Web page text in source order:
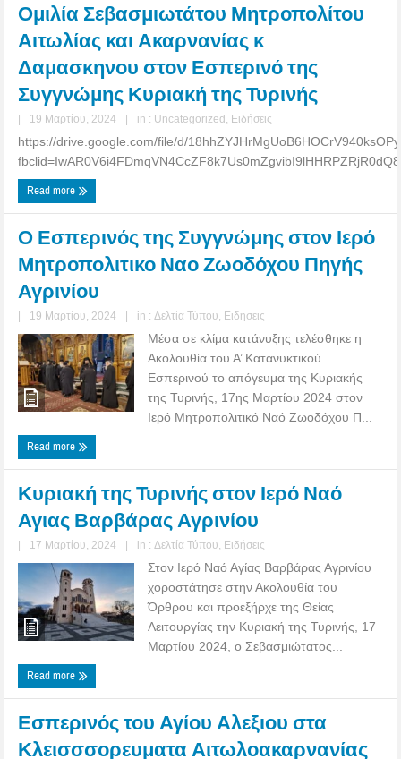
Ομιλία Σεβασμιωτάτου Μητροπολίτου
Αιτωλίας και Ακαρνανίας κ
Δαμασκηνου στον Εσπερινό της
Συγγνώμης Κυριακή της Τυρινής
| 19 Μαρτίου, 2024 | in : Uncategorized Ειδήσεις
https://drive.google.com/file/d/
Read more
Ο Εσπερινός της Συγγνώμης στον Ιερό
Μητροπολιτικο Ναο Ζωοδόχου Πηγής
Αγρινίου
| 19 Μαρτίου, 2024 | in : Δελτία Τύπου Ειδήσεις
Μέσα σε κλίμα κατάνυξης τελέσθηκε η
Ακολουθία του Α’ Κατανυκτικού
Εσπερινού το απόγευμα της Κυριακής
της Τυρινής, 17ης Μαρτίου 2024 στον
Ιερό Μητροπολιτικό Ναό Ζωοδόχου Π...
Read more
Κυριακή της Τυρινής στον Ιερό Ναό
Αγιας Βαρβάρας Αγρινίου
| 17 Μαρτίου, 2024 | in : Δελτία Τύπου Ειδήσεις
Στον Ιερό Ναό Αγίας Βαρβάρας Αγρινίου
χοροστάτησε στην Ακολουθία του
Όρθρου και προεξήρχε της Θείας
Λειτουργίας την Κυριακή της Τυρινής, 17
Μαρτίου 2024, ο Σεβασμιώτατος...
Read more
Εσπερινός του Αγίου Αλεξιου στα
Κλεισσσορευματα Αιτωλοακαρνανίας